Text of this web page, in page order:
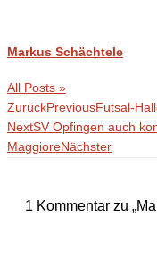
Markus Schächtele
All Posts »
ZurückPreviousFutsal-
NextSV Opfingen auch
MaggioreNächster
1 Kommentar zu